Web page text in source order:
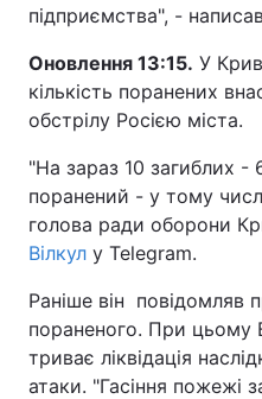
підприємства", -
Оновлення 13:15. У
кількість поранених
обстрілу Росією міста.
"На зараз 10 загиблих -
поранений - у тому
голова ради оборони
Вілкул у Telegram.
Раніше він повідомляв
пораненого. При цьому
триває ліквідація
атаки. "Гасіння пожежі